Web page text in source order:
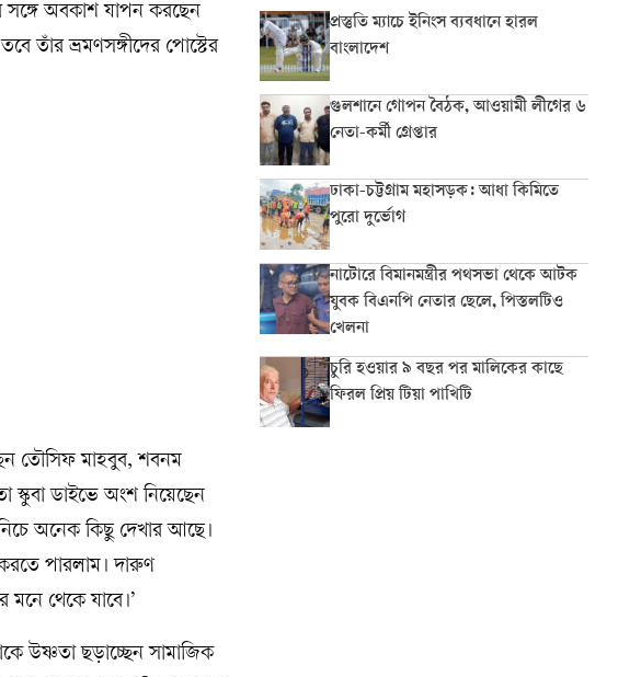
সঙ্গে অবকাশ যাপন করছেন
তাঁর ভ্রমণসঙ্গীদের পোস্টের
তৌসিফ মাহবুব, শবনম
স্কুবা ডাইভে অংশ নিয়েছেন
নিচে অনেক কিছু দেখার আছে।
পারলাম। দারুণ
থেকে যাবে।’
উষ্ণতা ছড়াচ্ছেন সামাজিক
প্রস্তুতি ম্যাচে ইনিংস ব্যবধানে হারল
বাংলাদেশ
গুলশানে গোপন বৈঠক, আওয়ামী লীগের ৬
নেতা-কর্মী গ্রেপ্তার
ঢাকা-চট্টগ্রাম মহাসড়ক: আধা কিমিতে
পুরো দুর্ভোগ
নাটোরে বিমানমন্ত্রীর পথসভা থেকে আটক
যুবক বিএনপি নেতার ছেলে, পিস্তলটিও
খেলনা
চুরি হওয়ার ৯ বছর পর মালিকের কাছে
ফিরল প্রিয় টিয়া পাখিটি